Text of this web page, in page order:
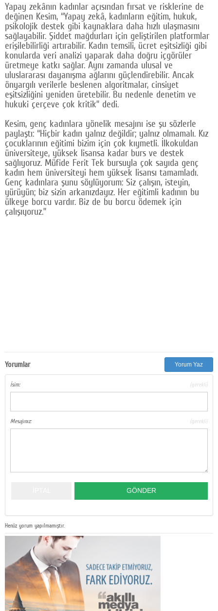
Yapay zekânın kadınlar açısından fırsat ve risklerine de
değinen Kesim, “Yapay zekâ, kadınların eğitim, hukuk,
psikolojik destek gibi kaynaklara daha hızlı ulaşmasını
sağlayabilir. Şiddet mağdurları için geliştirilen platformlar
erişilebilirliği artırabilir. Kadın temsili, ücret eşitsizliği gibi
konularda veri analizi yaparak daha doğru içgörüler
üretmeye katkı sağlar. Aynı zamanda ulusal ve
uluslararası dayanışma ağlarını güçlendirebilir. Ancak
önyargılı verilerle beslenen algoritmalar, cinsiyet
eşitsizliğini yeniden üretebilir. Bu nedenle denetim ve
hukuki çerçeve çok kritik” dedi.
Kesim, genç kadınlara yönelik mesajını ise şu sözlerle
paylaştı: “Hiçbir kadın yalnız değildir; yalnız olmamalı. Kız
çocuklarının eğitimi bizim için çok kıymetli. İlkokuldan
üniversiteye, yüksek lisansa kadar burs ve destek
sağlıyoruz. Müfide Ferit Tek bursuyla çok sayıda genç
kadın hem üniversiteyi hem yüksek lisansı tamamladı.
Genç kadınlara şunu söylüyorum: Siz çalışın, isteyin,
yürüyün; biz sizin arkanızdayız. Her eğitimli kadının bu
ülkeye borcu vardır. Biz de bu borcu ödemek için
çalışıyoruz.”
Yorumlar Yorum Yaz
İsim: (gerekli)
Mesajınız: (gerekli)
Henüz yorum yapılmamıştır.